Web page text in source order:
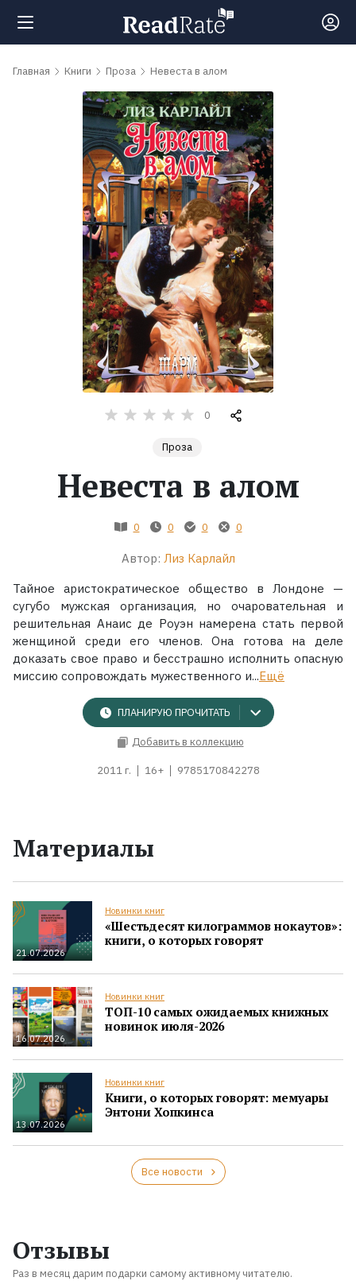
Поиск
Рейтинги
обсуждаемые
Экранизации
Главная Книги Проза Невеста в алом
0
Проза
Невеста в алом
0 0 0 0
Автор: Лиз Карлайл
Тайное аристократическое общество в Лондоне —
сугубо мужская организация, но очаровательная и
решительная Анаис де Роуэн намерена стать первой
женщиной среди его членов. Она готова на деле
доказать свое право и бесстрашно исполнить опасную
миссию сопровождать мужественного и...Ещё
ПЛАНИРУЮ ПРОЧИТАТЬ
Добавить в коллекцию
2011 г. 16+ 9785170842278
Материалы
21.07.2026
Новинки книг
«Шестьдесят килограммов нокаутов»:
книги, о которых говорят
16.07.2026
Новинки книг
ТОП-10 самых ожидаемых книжных
новинок июля-2026
13.07.2026
Новинки книг
Книги, о которых говорят: мемуары
Энтони Хопкинса
Все новости
Отзывы
Раз в месяц дарим подарки самому активному читателю.